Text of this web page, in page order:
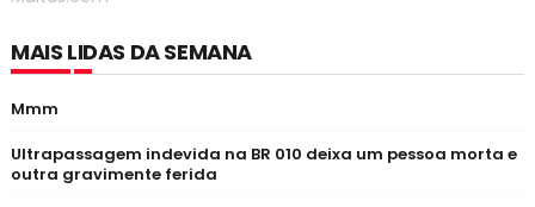
MAIS LIDAS DA SEMANA
Mmm
Ultrapassagem indevida na BR 010 deixa um pessoa morta e
outra gravimente ferida